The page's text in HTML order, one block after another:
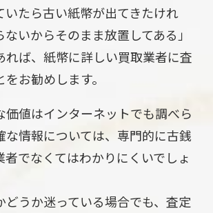
いたら古い紙幣が出てきたけれ
いからそのまま放置してある」
れば、紙幣に詳しい買取業者に査
お勧めします。
価値はインターネットでも調べら
な情報については、専門的に古銭
者でなくてはわかりにくいでしょ
どうか迷っている場合でも、査定